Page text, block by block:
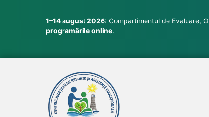
1–14 august 2026: Compartimentul de Evaluare,
programările online.